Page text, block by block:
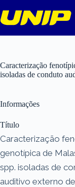
para
o
Caracterização
isoladas de conduto
Informações
Título
Caracterização
genotípica de
spp. isoladas de
auditivo externo